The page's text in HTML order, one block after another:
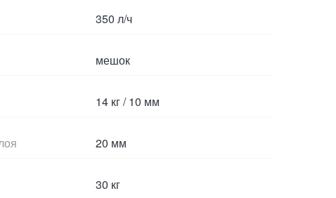
350 л/ч
мешок
14 кг / 10 мм
20 мм
30 кг